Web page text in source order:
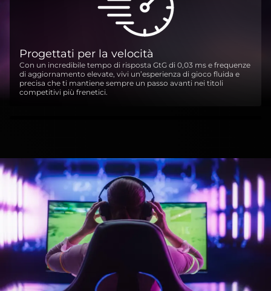
Progettati per la velocità
Con un incredibile tempo di risposta GtG di 0,03 ms e frequenze
di aggiornamento elevate, vivi un’esperienza di gioco fluida e
precisa che ti mantiene sempre un passo avanti nei titoli
competitivi più frenetici.